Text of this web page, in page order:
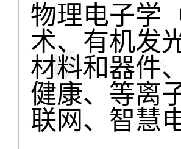
物理电子学
术、有机发
材料和器件
健康、等离
联网、智慧